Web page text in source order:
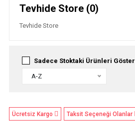
Tevhide Store (0)
Tevhide Store
Sadece Stoktaki Ürünleri Göster
A-Z
Ücretsiz Kargo Taksit Seçeneği Olanlar